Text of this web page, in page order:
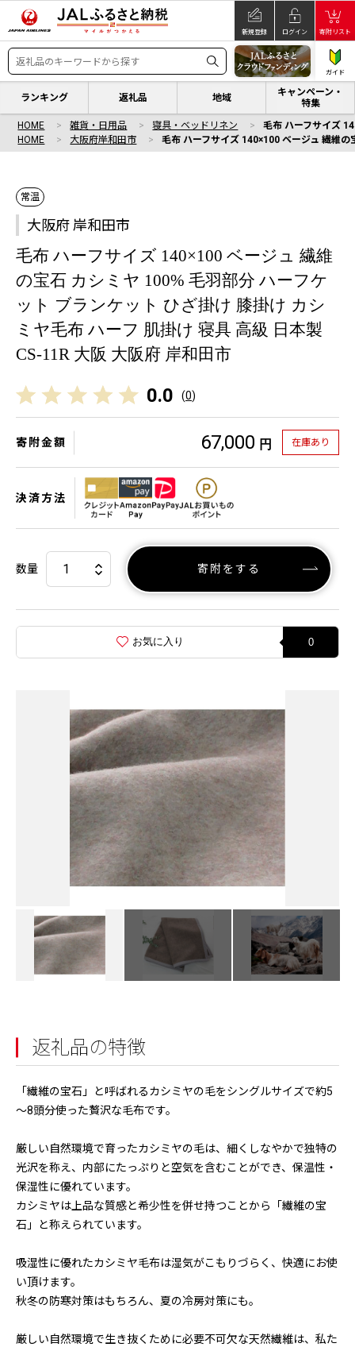
新規登録 ログイン 寄附リスト
ガイド
ランキング 返礼品 地域
キャンペーン・
特集
HOME 雑貨・日用品 寝具・ベッドリネン
毛布 ハーフサイズ
HOME
大阪府岸和田市 毛布 ハーフサイズ 140×100 ベージュ 繊維
常温
大阪府 岸和田市
毛布 ハーフサイズ 140×100 ベージュ 繊維
の宝石 カシミヤ 100% 毛羽部分 ハーフケ
ット ブランケット ひざ掛け 膝掛け カシ
ミヤ毛布 ハーフ 肌掛け 寝具 高級 日本製
CS-11R 大阪 大阪府 岸和田市
0.0 (0)
寄附金額 67,000 円 在庫あり
決済方法
数量 寄附をする
お気に入り 0
返礼品の特徴
「繊維の宝石」と呼ばれるカシミヤの毛をシングルサイズで約5
～8頭分使った贅沢な毛布です。
厳しい自然環境で育ったカシミヤの毛は、細くしなやかで独特の
光沢を称え、内部にたっぷりと空気を含むことができ、保温性・
保湿性に優れています。
カシミヤは上品な質感と希少性を併せ持つことから「繊維の宝
石」と称えられています。
吸湿性に優れたカシミヤ毛布は湿気がこもりづらく、快適にお使
い頂けます。
秋冬の防寒対策はもちろん、夏の冷房対策にも。
厳しい自然環境で生き抜くために必要不可欠な天然繊維は、私た